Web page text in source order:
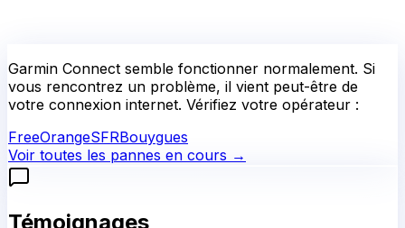
Garmin Connect semble fonctionner normalement. Si
vous rencontrez un problème, il vient peut-être de
votre connexion internet. Vérifiez votre opérateur :
FreeOrangeSFRBouygues
Voir toutes les pannes en cours →
Témoignages